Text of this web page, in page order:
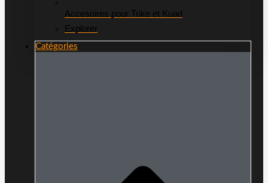
Accesoires pour Trike et Kuad
Explorer
Catégories